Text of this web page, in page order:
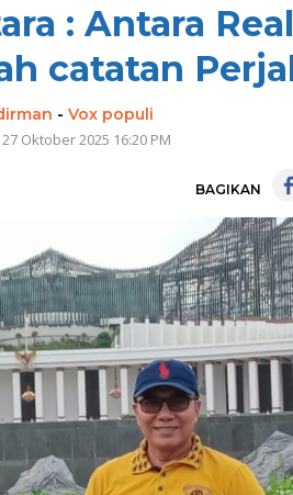
: Antara
catatan
- Vox populi
Oktober 2025 16:20 PM
BAGIKAN